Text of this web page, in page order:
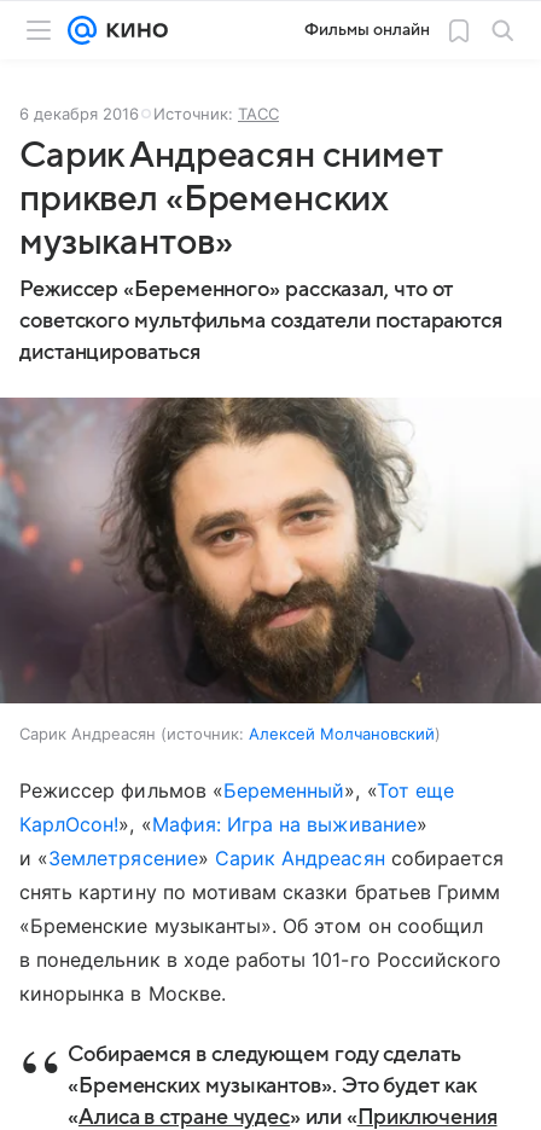
Фильмы онлайн
6 декабря 2016 Источник: ТАСС
Сарик Андреасян снимет
приквел «Бременских
музыкантов»
Режиссер «Беременного» рассказал, что от
советского мультфильма создатели постараются
дистанцироваться
Сарик Андреасян источник: Алексей Молчановский
Режиссер фильмов «Беременный», «Тот еще
КарлOсон!», «Мафия: Игра на выживание»
и «Землетрясение» Сарик Андреасян собирается
снять картину по мотивам сказки братьев Гримм
«Бременские музыканты». Об этом он сообщил
в понедельник в ходе работы 101-го Российского
кинорынка в Москве.
Собираемся в следующем году сделать
«Бременских музыкантов». Это будет как
«Алиса в стране чудес» или « Приключения